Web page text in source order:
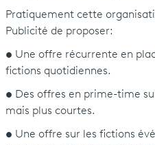
Pratiquement cette
Publicité de proposer:
• Une offre récurrente en
fictions quotidiennes.
• Des offres en prime-time
mais plus courtes.
• Une offre sur les fictions